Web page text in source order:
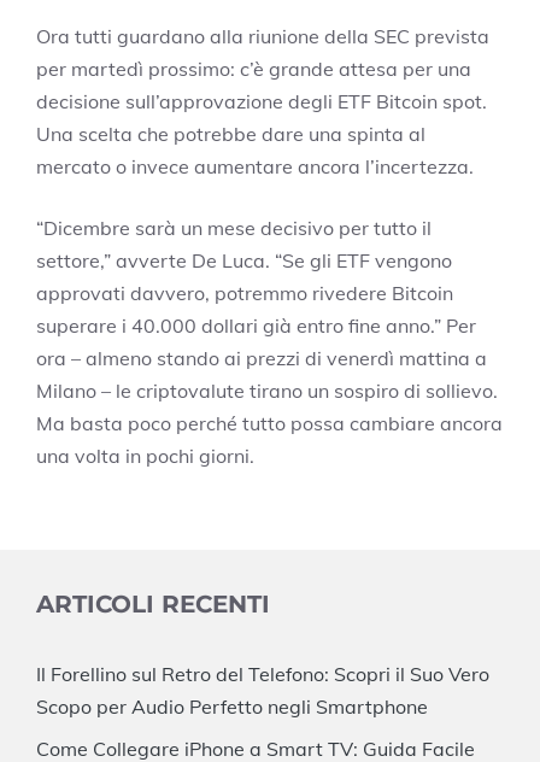
Ora tutti guardano alla riunione della SEC prevista
per martedì prossimo: c’è grande attesa per una
decisione sull’approvazione degli ETF Bitcoin spot.
Una scelta che potrebbe dare una spinta al
mercato o invece aumentare ancora l’incertezza.
“Dicembre sarà un mese decisivo per tutto il
settore,” avverte De Luca. “Se gli ETF vengono
approvati davvero, potremmo rivedere Bitcoin
superare i 40.000 dollari già entro fine anno.” Per
ora – almeno stando ai prezzi di venerdì mattina a
Milano – le criptovalute tirano un sospiro di sollievo.
Ma basta poco perché tutto possa cambiare ancora
una volta in pochi giorni.
ARTICOLI RECENTI
Il Forellino sul Retro del Telefono: Scopri il Suo Vero
Scopo per Audio Perfetto negli Smartphone
Come Collegare iPhone a Smart TV: Guida Facile